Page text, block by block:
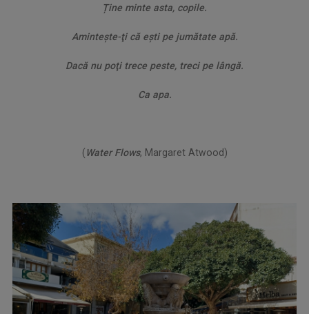
Ține minte asta, copile.
Aminteşte-ţi că eşti pe jumătate apă.
Dacă nu poţi trece peste, treci pe lângă.
Ca apa.
( Water Flows, Margaret Atwood)